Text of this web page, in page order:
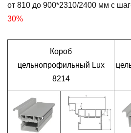
от 810 до 900*2310/2400 мм с
30%
Короб
цельнопрофильный Lux
8214